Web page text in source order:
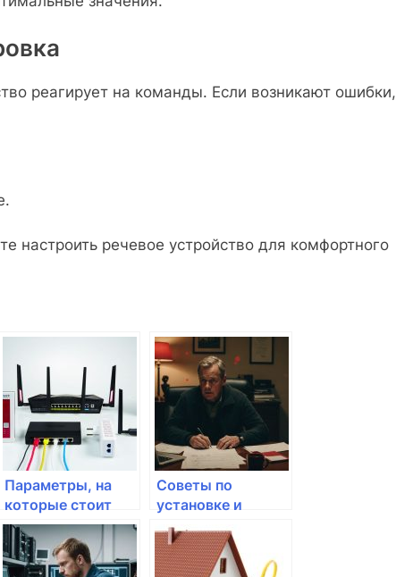
реагирует на команды. Если возникают ошибки,
речевое устройство для комфортного
Параметры, на
которые стоит
обратить
внимание при
выборе роутера
Советы по
установке и
настройке Wi-Fi
точки доступа